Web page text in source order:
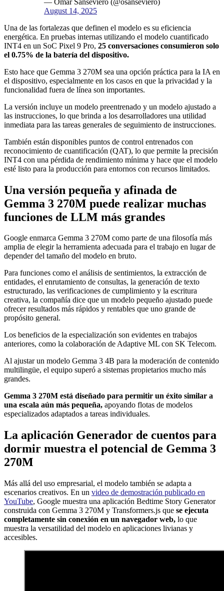
August 14, 2025
Una de las fortalezas que definen el modelo es su eficiencia
energética. En pruebas internas utilizando el modelo cuantificado
INT4 en un SoC Pixel 9 Pro, 25 conversaciones consumieron solo
el 0.75% de la batería del dispositivo.
Esto hace que Gemma 3 270M sea una opción práctica para la IA en
el dispositivo, especialmente en los casos en que la privacidad y la
funcionalidad fuera de línea son importantes.
La versión incluye un modelo preentrenado y un modelo ajustado a
las instrucciones, lo que brinda a los desarrolladores una utilidad
inmediata para las tareas generales de seguimiento de instrucciones.
También están disponibles puntos de control entrenados con
reconocimiento de cuantificación (QAT), lo que permite la precisión
INT4 con una pérdida de rendimiento mínima y hace que el modelo
esté listo para la producción para entornos con recursos limitados.
Una versión pequeña y afinada de
Gemma 3 270M puede realizar muchas
funciones de LLM más grandes
Google enmarca Gemma 3 270M como parte de una filosofía más
amplia de elegir la herramienta adecuada para el trabajo en lugar de
depender del tamaño del modelo en bruto.
Para funciones como el análisis de sentimientos, la extracción de
entidades, el enrutamiento de consultas, la generación de texto
estructurado, las verificaciones de cumplimiento y la escritura
creativa, la compañía dice que un modelo pequeño ajustado puede
ofrecer resultados más rápidos y rentables que uno grande de
propósito general.
Los beneficios de la especialización son evidentes en trabajos
anteriores, como la colaboración de Adaptive ML con SK Telecom.
Al ajustar un modelo Gemma 3 4B para la moderación de contenido
multilingüe, el equipo superó a sistemas propietarios mucho más
grandes.
Gemma 3 270M está diseñado para permitir un éxito similar a
una escala aún más pequeña, apoyando flotas de modelos
especializados adaptados a tareas individuales.
La aplicación Generador de cuentos para
dormir muestra el potencial de Gemma 3
270M
Más allá del uso empresarial, el modelo también se adapta a
escenarios creativos. En un video de demostración publicado en
YouTube, Google muestra una aplicación Bedtime Story Generator
construida con Gemma 3 270M y Transformers.js que se ejecuta
completamente sin conexión en un navegador web, lo que
muestra la versatilidad del modelo en aplicaciones livianas y
accesibles.